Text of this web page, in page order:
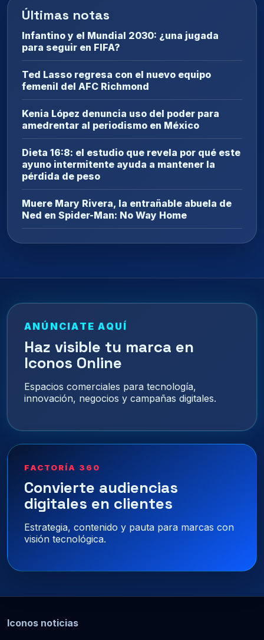
Últimas notas
Infantino y el Mundial 2030: ¿una jugada
para seguir en FIFA?
Ted Lasso regresa con el nuevo equipo
femenil del AFC Richmond
Kenia López denuncia uso del poder para
amedrentar al periodismo en México
Dieta 16:8: el estudio que revela por qué este
ayuno intermitente ayuda a mantener la
pérdida de peso
Muere Mary Rivera, la entrañable abuela de
Ned en Spider-Man: No Way Home
ANÚNCIATE AQUÍ
Haz visible tu marca en
Iconos Online
Espacios comerciales para tecnología,
innovación, negocios y campañas digitales.
FACTORÍA 360
Convierte audiencias
digitales en clientes
Estrategia, contenido y pauta para marcas con
visión tecnológica.
Iconos noticias